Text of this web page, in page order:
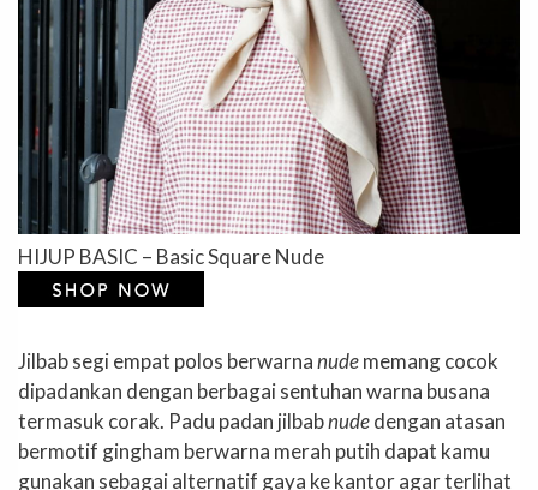
HIJUP BASIC – Basic Square Nude
Jilbab segi empat polos berwarnanudememang cocok
dipadankan dengan berbagai sentuhan warna busana
termasuk corak. Padu padan jilbabnudedengan atasan
bermotif gingham berwarna merah putih dapat kamu
gunakan sebagai alternatif gaya ke kantor agar terlihat